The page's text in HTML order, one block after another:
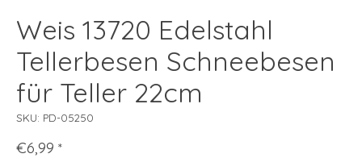
Weis 13720 Edelstahl
Tellerbesen Schneebesen
für Teller 22cm
SKU: PD-05250
€6,99 *